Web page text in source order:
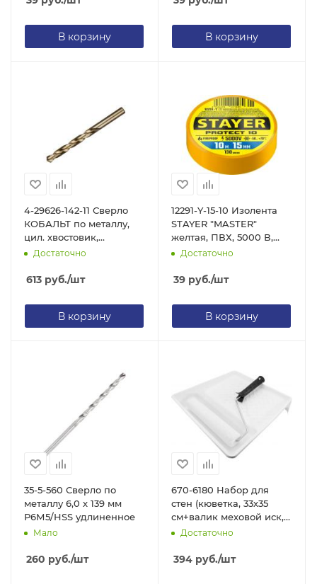
В корзину В корзину
4-29626-142-11 Сверло
КОБАЛЬТ по металлу,
цил. хвостовик,
быстрорежущая сталь
Достаточно
613 руб./шт
В корзину
12291-Y-15-10 Изолента
STAYER "MASTER"
желтая, ПВХ, 5000 В,
15мм х 10м
Достаточно
39 руб./шт
В корзину
35-5-560 Сверло по
металлу 6,0 х 139 мм
Р6М5/HSS удлиненное
Мало
260 руб./шт
670-6180 Набор для
стен (кюветка, 33х35
см+валик меховой иск,
180 мм)
Достаточно
394 руб./шт